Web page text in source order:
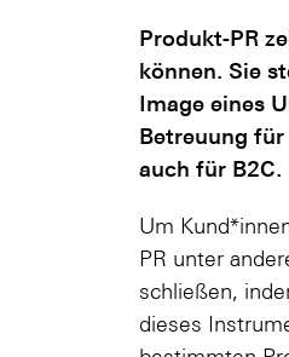
Produkt-PR
können. Sie
Image eines
Betreuung
auch für B2C.
Um
PR unter
schließen,
dieses